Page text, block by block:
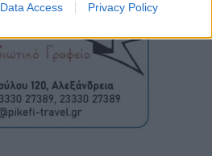
Data Access Privacy Policy